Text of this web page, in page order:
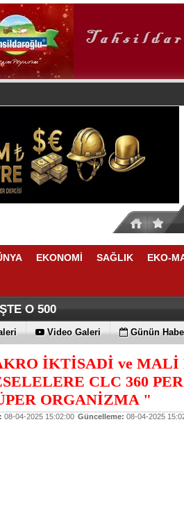
EKONOMİ SAĞLIK EKO-
O 500
Video Galeri Günün
İKTİSADİ ve MALİ
CLC 360
ORGANİZMA "
08-04-2025 15:02:00 Güncelleme: 08-04-2025